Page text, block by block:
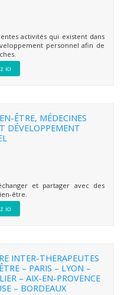
activités qui existent dans
personnel afin de
ici
ÊTRE, MÉDECINES
DÉVELOPPEMENT
et partager avec des
être.
ici
INTER-THERAPEUTES
– PARIS – LYON –
– AIX-EN-PROVENCE
– BORDEAUX